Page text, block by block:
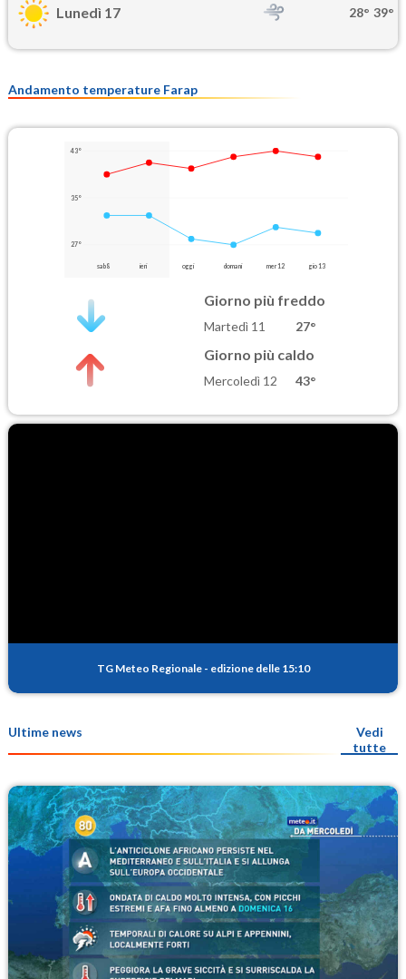
Lunedì 17 28° 39°
Andamento temperature Farap
43°
35°
27°
sab 8 ieri oggi domani mer 12 gio 13
Giorno più freddo
Martedì 11 27°
Giorno più caldo
Mercoledì 12 43°
TG Meteo Regionale - edizione delle 15:10
Ultime news
Vedi
tutte